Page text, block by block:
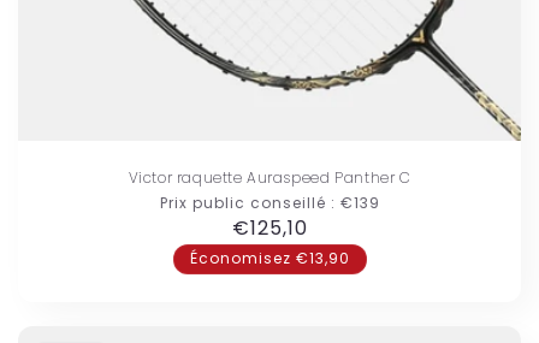
Victor raquette Auraspeed Panther C
Prix public conseillé : €139
Prix
habituel
€125,10
Économisez €13,90